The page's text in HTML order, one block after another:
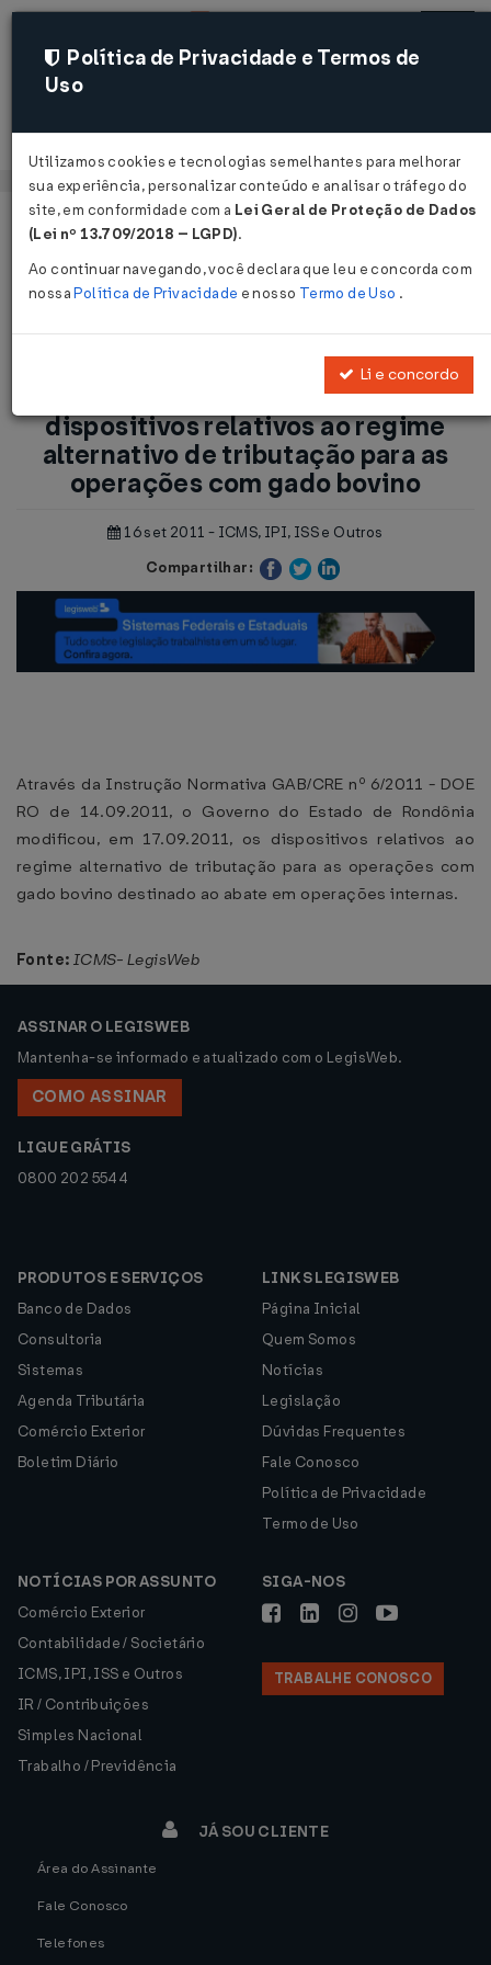
Acessar
Página Inicial
Notícias
alternativo de tributação para as operações com gado bovino ...
Voltar
ICMS-RO: Alterados os
dispositivos relativos ao regime
alternativo de tributação para as
operações com gado bovino
16 set 2011 - ICMS, IPI, ISS e Outros
Compartilhar:
Através da Instrução Normativa GAB/CRE nº 6/2011 - DOE
RO de 14.09.2011, o Governo do Estado de Rondônia
modificou, em 17.09.2011, os dispositivos relativos ao
regime alternativo de tributação para as operações com
gado bovino destinado ao abate em operações internas.
Fonte: ICMS- LegisWeb
ASSINAR O LEGISWEB
Mantenha-se informado e atualizado com o LegisWeb.
COMO ASSINAR
LIGUE GRÁTIS
0800 202 5544
PRODUTOS E SERVIÇOS
Banco de Dados
Consultoria
Sistemas
Agenda Tributária
Comércio Exterior
Boletim Diário
LINKS LEGISWEB
Página Inicial
Quem Somos
Notícias
Legislação
Dúvidas Frequentes
Fale Conosco
Política de Privacidade
Termo de Uso
NOTÍCIAS POR ASSUNTO
Comércio Exterior
Contabilidade / Societário
ICMS, IPI, ISS e Outros
IR / Contribuições
Simples Nacional
Trabalho / Previdência
SIGA-NOS
TRABALHE CONOSCO
JÁ SOU CLIENTE
Área do Assinante
Fale Conosco
Telefones
Política de Privacidade e Termos de
Uso
Utilizamos cookies e tecnologias semelhantes para melhorar
sua experiência, personalizar conteúdo e analisar o tráfego do
site, em conformidade com a Lei Geral de Proteção de Dados
(Lei nº 13.709/2018 – LGPD).
Ao continuar navegando, você declara que leu e concorda com
nossaPolítica de Privacidade e nosso Termo de Uso .
Li e concordo